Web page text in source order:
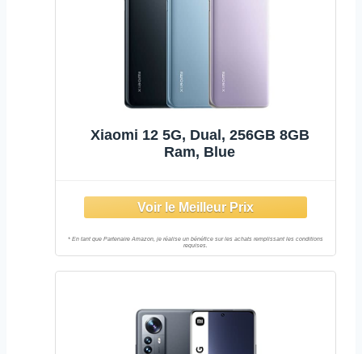
Xiaomi 12 5G, Dual, 256GB 8GB
Ram, Blue